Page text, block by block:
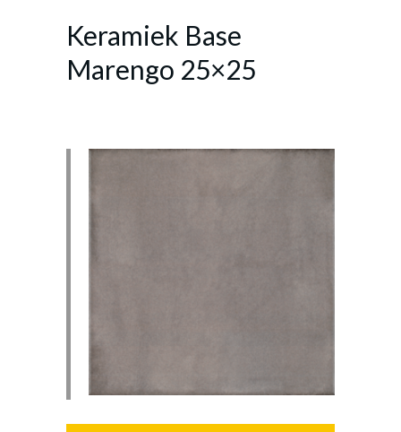
Keramiek Base
Marengo 25×25